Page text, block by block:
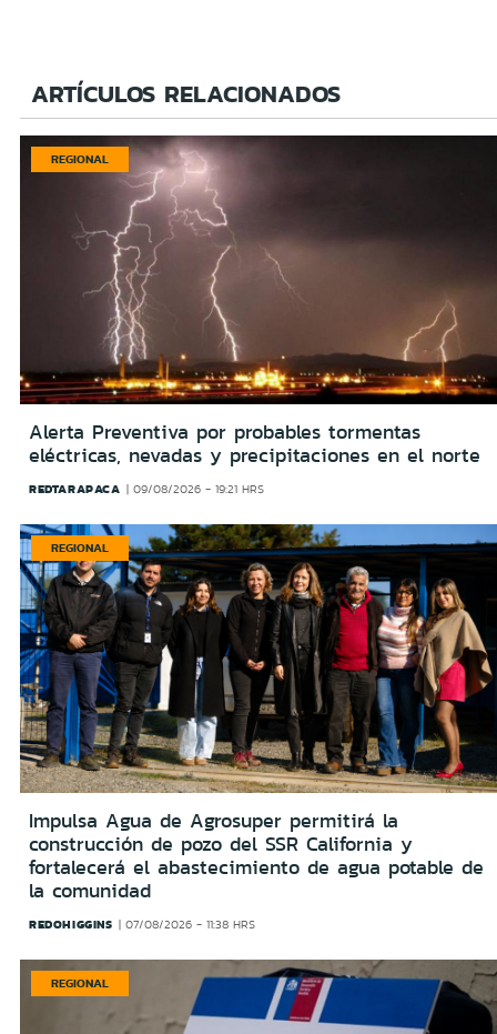
ARTÍCULOS RELACIONADOS
REGIONAL
Alerta Preventiva por probables tormentas
eléctricas, nevadas y precipitaciones en el norte
REDTARAPACA 09/08/2026 - 19:21 HRS
REGIONAL
Impulsa Agua de Agrosuper permitirá la
construcción de pozo del SSR California y
fortalecerá el abastecimiento de agua potable de
la comunidad
REDOHIGGINS 07/08/2026 - 11:38 HRS
REGIONAL